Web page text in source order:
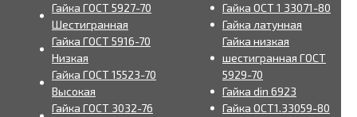
Гайка ГОСТ 5927-70
Шестигранная
Гайка ГОСТ 5916-70
Низкая
Гайка ГОСТ 15523-70
Высокая
Гайка ГОСТ 3032-76
Гайка ОСТ 1 33071-80
Гайка латунная
Гайка низкая
шестигранная ГОСТ
5929-70
Гайка din 6923
Гайка ОСТ1.33059-80